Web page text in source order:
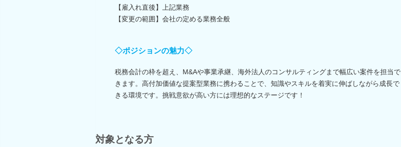
【雇入れ直後】上記業務
【変更の範囲】会社の定める業務全般
◇ポジションの魅力◇
税務会計の枠を超え、M&Aや事業承継、海外法人のコンサルティングまで幅広い案件を担当で
きます。高付加価値な提案型業務に携わることで、知識やスキルを着実に伸ばしながら成長で
きる環境です。挑戦意欲が高い方には理想的なステージです！
対象となる方